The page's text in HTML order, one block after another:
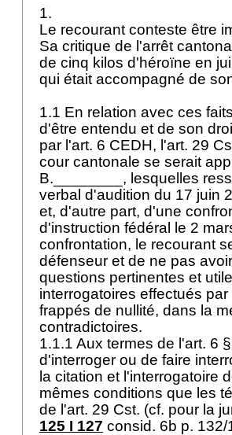
1.
Le recourant conteste être
Sa critique de l'arrêt
de cinq kilos d'héroïne en
qui était accompagné de
1.1 En relation avec ces
d'être entendu et de son
par l'art. 6 CEDH, l'art. 29
cour cantonale se serait
B.________, lesquelles
verbal d'audition du 17 juin
et, d'autre part, d'une
d'instruction fédéral le 2
confrontation, le recourant
défenseur et de ne pas
questions pertinentes et
interrogatoires effectués
frappés de nullité, dans la
contradictoires.
1.1.1 Aux termes de l'art. 6
d'interroger ou de faire
la citation et l'interrogatoire
mêmes conditions que les
de l'art. 29 Cst. (cf. pour la
125 I 127 consid. 6b p. 132/